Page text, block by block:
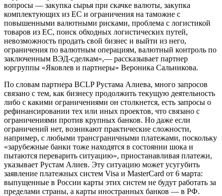
вопросы — закупка сырья при скачке валюты, закупка
комплектующих из ЕС и ограничения на таможне с
повышенными валютными рисками, проблема с логистикой
товаров из ЕС, поиск обходных логистических путей,
невозможность продать свой бизнес и выйти из него,
ограничения по валютным операциям, валютный контроль по
заключенным ВЭД-сделкам»,— рассказывает партнер
юргруппы «Яковлев и партнеры» Вероника Сальникова.
По словам партнера BCLP Рустама Алиева, много запросов
связано с тем, как бизнесу продолжить текущую деятельность
либо с какими ограничениями он столкнется, есть запросы о
рефинансировании тех или иных проектов, что связано с
ограничениями против крупных банков. Но даже если
ограничений нет, возникают практические сложности,
например, с любыми трансграничными платежами, поскольку
«зарубежные банки тоже находятся в состоянии шока и
пытаются переварить ситуацию», приостанавливая платежи,
указывает Рустам Алиев. Эту ситуацию может усугубить
заявление платежных систем Visa и MasterCard от 6 марта:
выпущенные в России карты этих систем не будут работать за
пределами страны, а карты иностранных банков — в РФ.